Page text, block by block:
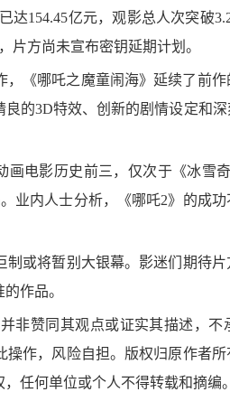
达154.45亿元，观影总人次突破
片方尚未宣布密钥延期计划。
《哪吒之魔童闹海》延续了前作
的3D特效、创新的剧情设定和
电影历史前三，仅次于《冰雪
业内人士分析，《哪吒2》的成
或将暂别大银幕。影迷们期待片
作品。
赞同其观点或证实其描述，不
作，风险自担。版权归原作者
任何单位或个人不得转载和摘编。